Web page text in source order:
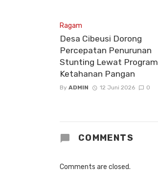
Ragam
Desa Cibeusi Dorong
Percepatan Penurunan
Stunting Lewat Program
Ketahanan Pangan
By ADMIN 12 Juni 2026 0
COMMENTS
Comments are closed.